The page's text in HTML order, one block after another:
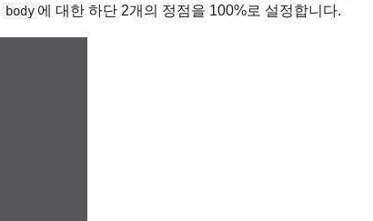
body 에 대한 하단 2개의 정점을 100%로 설정합니다.